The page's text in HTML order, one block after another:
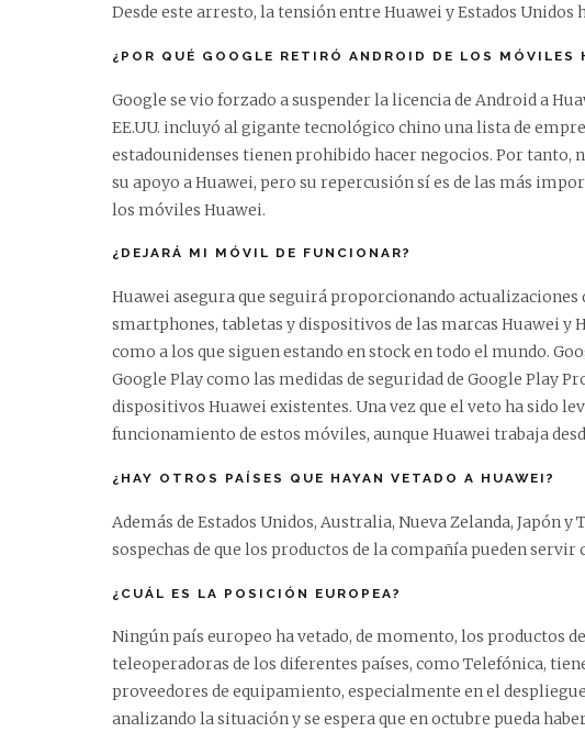
Desde este arresto, la tensión entre Huawei y Estados Unidos
¿POR QUÉ GOOGLE RETIRÓ ANDROID DE LOS MÓVILES
Google se vio forzado a suspender la licencia de Android a
EE.UU. incluyó al gigante tecnológico chino una lista de
estadounidenses tienen prohibido hacer negocios. Por tanto,
su apoyo a Huawei, pero su repercusión sí es de las más
los móviles Huawei.
¿DEJARÁ MI MÓVIL DE FUNCIONAR?
Huawei asegura que seguirá proporcionando actualizaciones
smartphones, tabletas y dispositivos de las marcas Huawei y
como a los que siguen estando en stock en todo el mundo.
Google Play como las medidas de seguridad de Google Play
dispositivos Huawei existentes. Una vez que el veto ha sido
funcionamiento de estos móviles, aunque Huawei trabaja
¿HAY OTROS PAÍSES QUE HAYAN VETADO A HUAWEI?
Además de Estados Unidos, Australia, Nueva Zelanda, Japón
sospechas de que los productos de la compañía pueden
¿CUÁL ES LA POSICIÓN EUROPEA?
Ningún país europeo ha vetado, de momento, los productos
teleoperadoras de los diferentes países, como Telefónica,
proveedores de equipamiento, especialmente en el
analizando la situación y se espera que en octubre pueda